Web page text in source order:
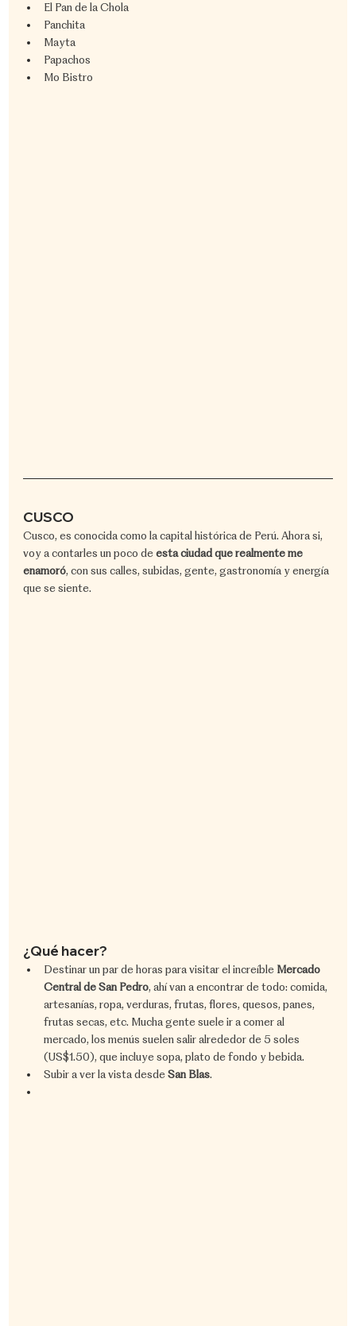
El Pan de la Chola
Panchita
Mayta
Papachos
Mo Bistro
CUSCO
​Cusco, es conocida como la capital histórica de Perú. Ahora si,
voy a contarles un poco de esta ciudad que realmente me
enamoró, con sus calles, subidas, gente, gastronomía y energía
que se siente.
¿Qué hacer?
Destinar un par de horas para visitar el increíble Mercado
Central de San Pedro, ahí van a encontrar de todo: comida,
artesanías, ropa, verduras, frutas, flores, quesos, panes,
frutas secas, etc. Mucha gente suele ir a comer al
mercado, los menús suelen salir alrededor de 5 soles
(US$1.50), que incluye sopa, plato de fondo y bebida.
Subir a ver la vista desde San Blas.